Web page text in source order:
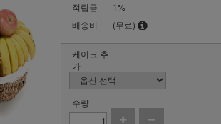
적립금
1%
배송비
(무료)
케이크 추
가
수량